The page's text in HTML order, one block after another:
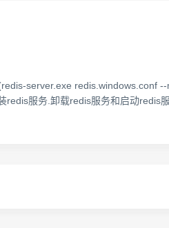
server.exe redis.windows.conf
服务.卸载redis服务和启动redis